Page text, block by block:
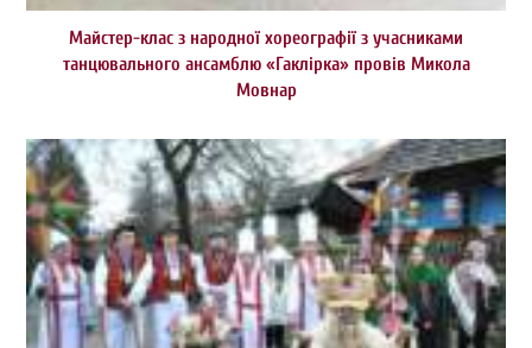
Майстер-клас з народної хореографії з учасниками
танцювального ансамблю «Гаклірка» провів Микола
Мовнар